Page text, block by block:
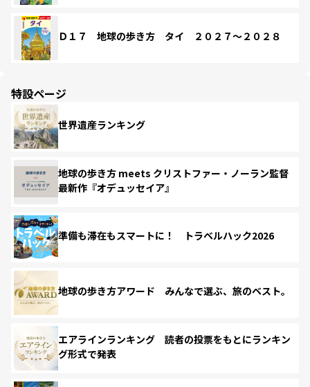
Ｄ１７ 地球の歩き方 タイ ２０２７～２０２８
特設ページ
世界遺産ランキング
地球の歩き方 meets クリストファー・ノーラン監督
最新作『オデュッセイア』
準備も滞在もスマートに！ トラベルハック2026
地球の歩き方アワード みんなで選ぶ、旅のベスト。
エアラインランキング 読者の投票をもとにランキン
グ形式で発表